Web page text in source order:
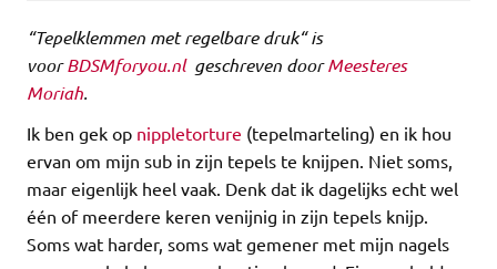
“Tepelklemmen met regelbare druk“ is
voorBDSMforyou.nlgeschreven doorMeesteres
Moriah.
Ik ben gek op nippletorture (tepelmarteling) en ik hou
ervan om mijn sub in zijn tepels te knijpen. Niet soms,
maar eigenlijk heel vaak. Denk dat ik dagelijks echt wel
één of meerdere keren venijnig in zijn tepels knijp.
Soms wat harder, soms wat gemener met mijn nagels